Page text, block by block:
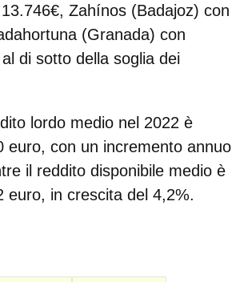
Zahínos (Badajoz) con
(Granada) con
di sotto della soglia dei
lordo medio nel 2022 è
euro, con un incremento annuo
il reddito disponibile medio è
euro, in crescita del 4,2%.